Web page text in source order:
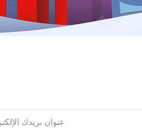
المنتجات التي يتم شراؤها بشكل